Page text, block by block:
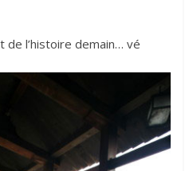
de l’histoire demain… vé